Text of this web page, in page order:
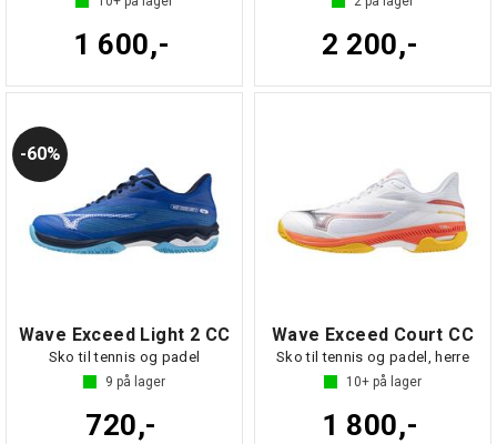
1 600,- 2 200,-
60%
Wave Exceed Light 2 CC
Sko til tennis og padel
9 på lager
720,-
Wave Exceed Court CC
Sko til tennis og padel, herre
10+ på lager
1 800,-